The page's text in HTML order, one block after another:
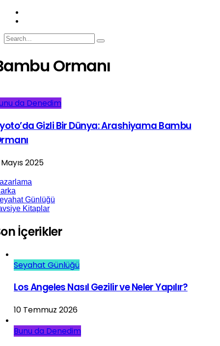
Ormanı
da Denedim
Gizli Bir Dünya: Arashiyama Bambu
2025
Günlüğü
Kitaplar
İçerikler
Seyahat Günlüğü
Los Angeles Nasıl Gezilir ve Neler Yapılır?
10 Temmuz 2026
Bunu da Denedim